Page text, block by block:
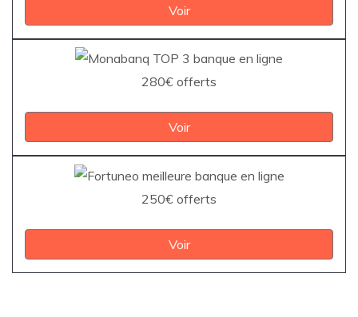
Voir
280€ offerts
Voir
250€ offerts
Voir